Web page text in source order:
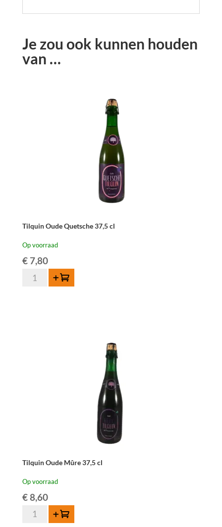
Je zou ook kunnen houden
van …
Tilquin Oude Quetsche 37,5 cl
Op voorraad
€7,80
Tilquin
Toevoegen
Tilquin Oude Mûre 37,5 cl
Op voorraad
€8,60
Tilquin
Toevoegen